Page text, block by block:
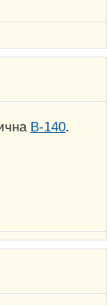
В-140.